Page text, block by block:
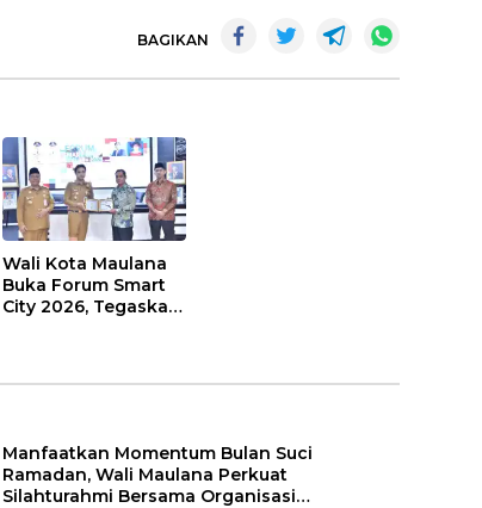
BAGIKAN
Wali Kota Maulana
Buka Forum Smart
City 2026, Tegaskan
di Kota Jambi
Manfaatkan Momentum Bulan Suci
Ramadan, Wali Maulana Perkuat
Silahturahmi Bersama Organisasi